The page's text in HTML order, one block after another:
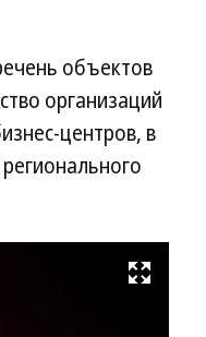
объектов
организаций
центров, в
Развернуть на весь экран